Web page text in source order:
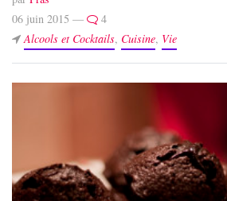
06 juin 2015 —
4
Alcools et Cocktails, Cuisine, Vie